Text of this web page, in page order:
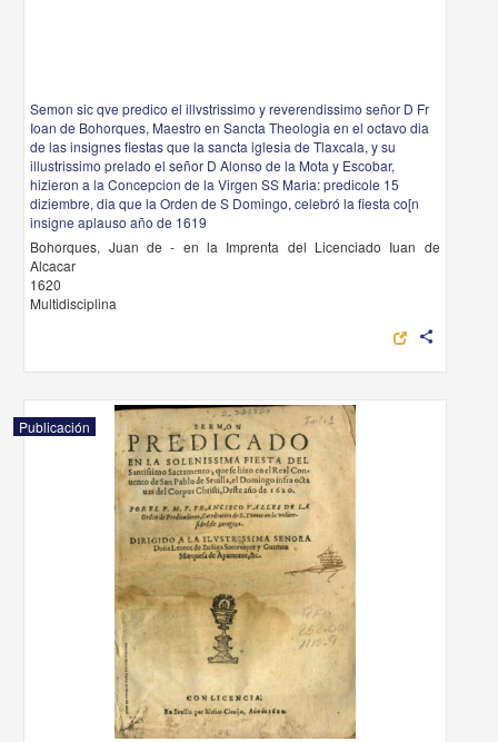
Semon sic qve predico el illvstrissimo y reverendissimo señor D Fr
Ioan de Bohorques, Maestro en Sancta Theologia en el octavo dia
de las insignes fiestas que la sancta iglesia de Tlaxcala, y su
illustrissimo prelado el señor D Alonso de la Mota y Escobar,
hizieron a la Concepcion de la Virgen SS Maria: predicole 15
diziembre, dia que la Orden de S Domingo, celebró la fiesta co[n
insigne aplauso año de 1619
Bohorques, Juan de - en la Imprenta del Licenciado Iuan de
Alcacar
1620
Multidisciplina
share
Publicación